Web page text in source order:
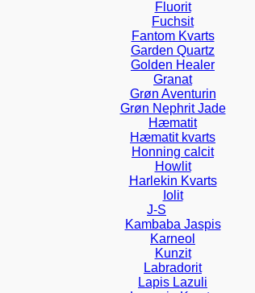
Fluorit
Fuchsit
Fantom Kvarts
Garden Quartz
Golden Healer
Granat
Grøn Aventurin
Grøn Nephrit Jade
Hæmatit
Hæmatit kvarts
Honning calcit
Howlit
Harlekin Kvarts
Iolit
J-S
Kambaba Jaspis
Karneol
Kunzit
Labradorit
Lapis Lazuli